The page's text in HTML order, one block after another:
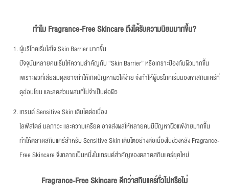
ทำไมFragrance-Free Skincare ถึงได้รับความนิยมมากขึ้น?
ผู้บริโภคเริ่มใส่ใจ Skin Barrier มากขึ้น
ปัจจุบันหลายคนเริ่มให้ความสำคัญกับ “Skin Barrier” หรือเกราะป้องกันผิวมากขึ้น
เพราะผิวที่เสียสมดุลอาจทำให้เกิดปัญหาผิวได้ง่าย จึงทำให้ผู้บริโภคเริ่มมองหาสกินแคร์ที่
ดูอ่อนโยน และลดส่วนผสมที่ไม่จำเป็นต่อผิว
เทรนด์ Sensitive Skin เติบโตต่อเนื่อง
ไลฟ์สไตล์ มลภาวะ และความเครียด อาจส่งผลให้หลายคนมีปัญหาผิวแพ้ง่ายมากขึ้น
ทำให้ตลาดสกินแคร์สำหรับ Sensitive Skin เติบโตอย่างต่อเนื่องในช่วงหลัง Fragrance-
Free Skincare จึงกลายเป็นหนึ่งในเทรนด์สำคัญของตลาดสกินแคร์ยุคใหม่
Fragrance-Free Skincare ดีกว่าสกินแคร์ทั่วไปหรือไม่